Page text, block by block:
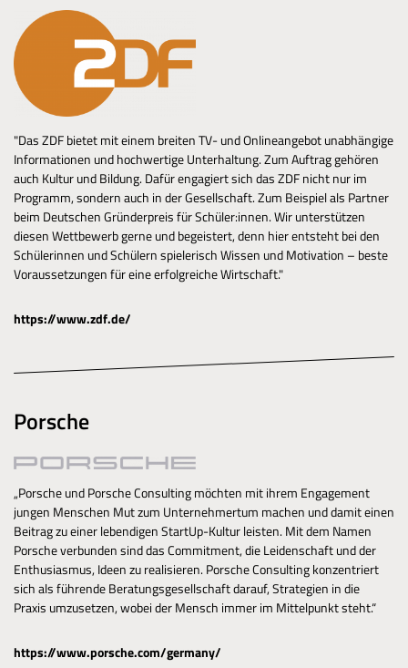
"Das ZDF bietet mit einem breiten TV- und Onlineangebot unabhängige
Informationen und hochwertige Unterhaltung. Zum Auftrag gehören
auch Kultur und Bildung. Dafür engagiert sich das ZDF nicht nur im
Programm, sondern auch in der Gesellschaft. Zum Beispiel als Partner
beim Deutschen Gründerpreis für Schüler:innen. Wir unterstützen
diesen Wettbewerb gerne und begeistert, denn hier entsteht bei den
Schülerinnen und Schülern spielerisch Wissen und Motivation – beste
Voraussetzungen für eine erfolgreiche Wirtschaft."
https://www.zdf.de/
Porsche
„Porsche und Porsche Consulting möchten mit ihrem Engagement
jungen Menschen Mut zum Unternehmertum machen und damit einen
Beitrag zu einer lebendigen StartUp-Kultur leisten. Mit dem Namen
Porsche verbunden sind das Commitment, die Leidenschaft und der
Enthusiasmus, Ideen zu realisieren. Porsche Consulting konzentriert
sich als führende Beratungsgesellschaft darauf, Strategien in die
Praxis umzusetzen, wobei der Mensch immer im Mittelpunkt steht.“
https://www.porsche.com/germany/